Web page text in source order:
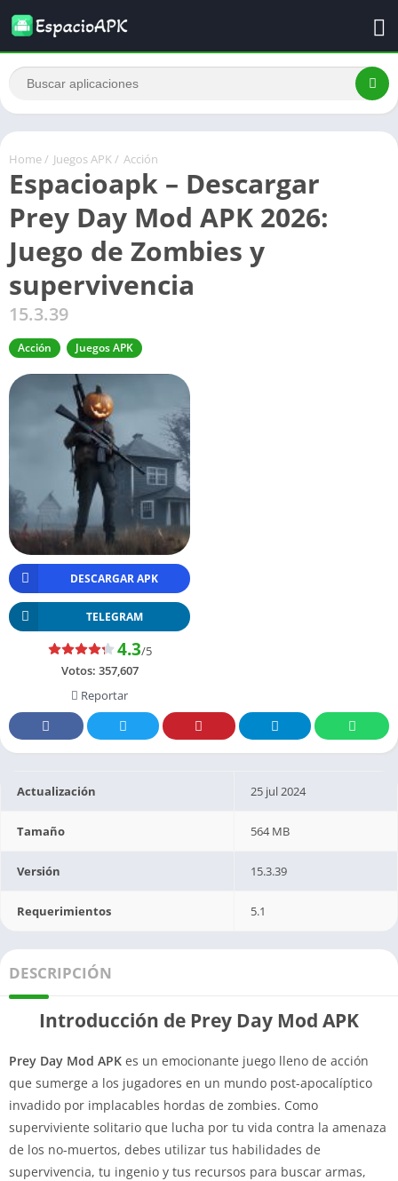
Home / Juegos APK / Acción
Espacioapk – Descargar
Prey Day Mod APK 2026:
Juego de Zombies y
supervivencia
15.3.39
Acción Juegos APK
DESCARGAR APK
TELEGRAM
4.3/5
Votos: 357,607
Reportar
Actualización 25 jul 2024
Tamaño 564 MB
Versión 15.3.39
Requerimientos 5.1
DESCRIPCIÓN
Introducción de Prey Day Mod APK
Prey Day Mod APK es un emocionante juego lleno de acción
que sumerge a los jugadores en un mundo post-apocalíptico
invadido por implacables hordas de zombies. Como
superviviente solitario que lucha por tu vida contra la amenaza
de los no-muertos, debes utilizar tus habilidades de
supervivencia, tu ingenio y tus recursos para buscar armas,